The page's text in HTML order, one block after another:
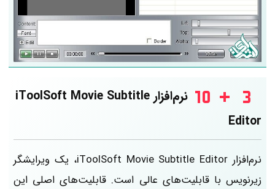
نرم‌افزار iToolSoft Movie Subtitle
Editor
نرم‌افزار iToolSoft Movie Subtitle Editor، یک ویرایشگر
زیرنویس با قابلیت‌های عالی است. قابلیت‌های اصلی این